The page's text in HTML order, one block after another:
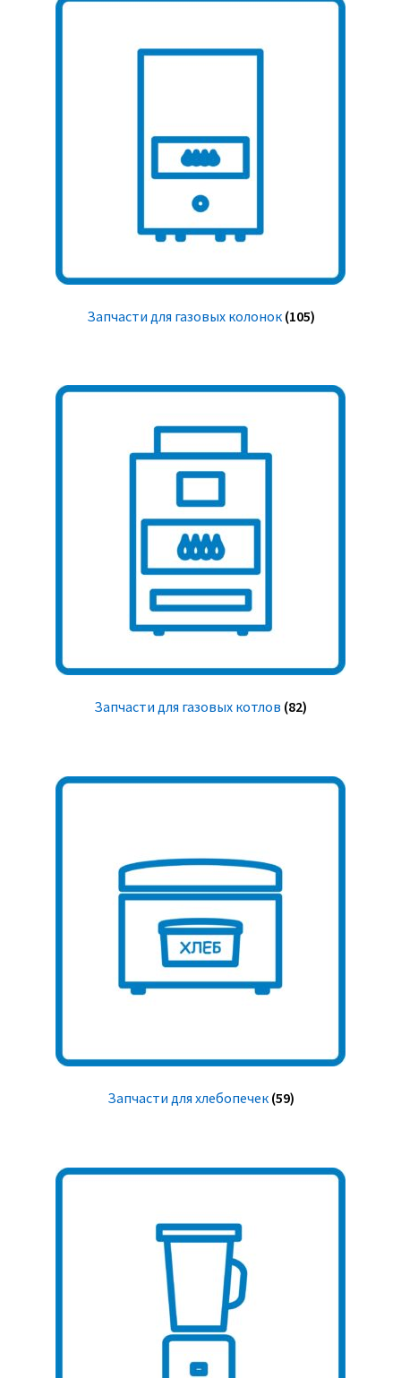
Запчасти для газовых колонок (105)
Запчасти для газовых котлов (82)
Запчасти для хлебопечек (59)